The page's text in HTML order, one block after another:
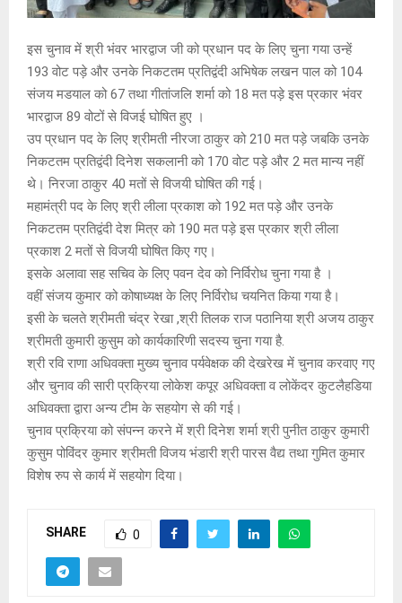
इस चुनाव में श्री भंवर भारद्वाज जी को प्रधान पद के लिए चुना गया उन्हें
193 वोट पड़े और उनके निकटतम प्रतिद्वंदी अभिषेक लखन पाल को 104
संजय मडयाल को 67 तथा गीतांजलि शर्मा को 18 मत पड़े इस प्रकार भंवर
भारद्वाज 89 वोटों से विजई घोषित हुए ।
उप प्रधान पद के लिए श्रीमती नीरजा ठाकुर को 210 मत पड़े जबकि उनके
निकटतम प्रतिद्वंदी दिनेश सकलानी को 170 वोट पड़े और 2 मत मान्य नहीं
थे। निरजा ठाकुर 40 मतों से विजयी घोषित की गई।
महामंत्री पद के लिए श्री लीला प्रकाश को 192 मत पड़े और उनके
निकटतम प्रतिद्वंदी देश मित्र को 190 मत पड़े इस प्रकार श्री लीला
प्रकाश 2 मतों से विजयी घोषित किए गए।
इसके अलावा सह सचिव के लिए पवन देव को निर्विरोध चुना गया है ।
वहीं संजय कुमार को कोषाध्यक्ष के लिए निर्विरोध चयनित किया गया है।
इसी के चलते श्रीमती चंद्र रेखा ,श्री तिलक राज पठानिया श्री अजय ठाकुर
श्रीमती कुमारी कुसुम को कार्यकारिणी सदस्य चुना गया है.
श्री रवि राणा अधिवक्ता मुख्य चुनाव पर्यवेक्षक की देखरेख में चुनाव करवाए गए
और चुनाव की सारी प्रक्रिया लोकेश कपूर अधिवक्ता व लोकेंदर कुटलैहडिया
अधिवक्ता द्वारा अन्य टीम के सहयोग से की गई।
चुनाव प्रक्रिया को संपन्न करने में श्री दिनेश शर्मा श्री पुनीत ठाकुर कुमारी
कुसुम पोविंदर कुमार श्रीमती विजय भंडारी श्री पारस वैद्य तथा गुमित कुमार
विशेष रुप से कार्य में सहयोग दिया।
SHARE 0